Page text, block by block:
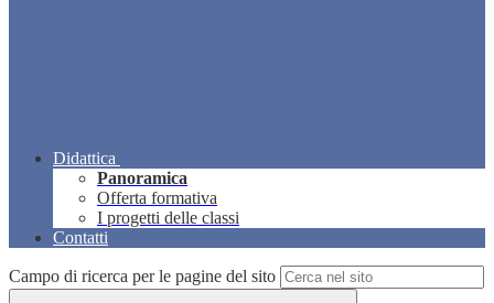
Didattica
Panoramica
Offerta formativa
I progetti delle classi
Contatti
Campo di ricerca per le pagine del sito